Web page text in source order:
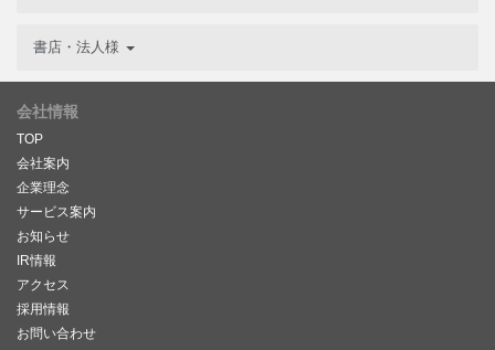
書店・法人様
会社情報
TOP
会社案内
企業理念
サービス案内
お知らせ
IR情報
アクセス
採用情報
お問い合わせ